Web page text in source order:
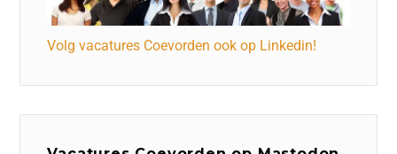
Volg vacatures Coevorden ook op Linkedin!